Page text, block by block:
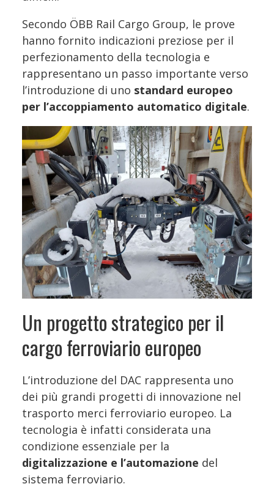
Secondo ÖBB Rail Cargo Group, le prove
hanno fornito indicazioni preziose per il
perfezionamento della tecnologia e
rappresentano un passo importante verso
l’introduzione di uno standard europeo
per l’accoppiamento automatico digitale.
Un progetto strategico per il
cargo ferroviario europeo
L’introduzione del DAC rappresenta uno
dei più grandi progetti di innovazione nel
trasporto merci ferroviario europeo. La
tecnologia è infatti considerata una
condizione essenziale per la
digitalizzazione e l’automazione del
sistema ferroviario.